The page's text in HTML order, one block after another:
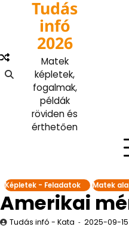
Tudás
infó
2026
Matek
képletek,
fogalmak,
példák
röviden és
érthetően
Képletek - Feladatok Matek
Amerikai
Tudás infó - Kata 2025-09-15